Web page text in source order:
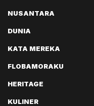
NUSANTARA
DUNIA
KATA MEREKA
FLOBAMORAKU
HERITAGE
KULINER